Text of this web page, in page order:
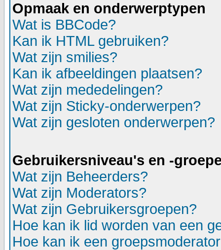
Opmaak en onderwerptypen
Wat is BBCode?
Kan ik HTML gebruiken?
Wat zijn smilies?
Kan ik afbeeldingen plaatsen?
Wat zijn mededelingen?
Wat zijn Sticky-onderwerpen?
Wat zijn gesloten onderwerpen?
Gebruikersniveau's en -
Wat zijn Beheerders?
Wat zijn Moderators?
Wat zijn Gebruikersgroepen?
Hoe kan ik lid worden van een
Hoe kan ik een